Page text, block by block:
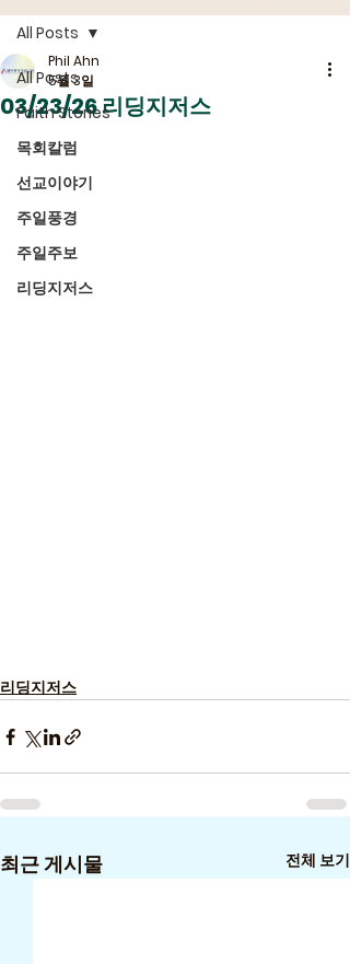
All Posts
Faith Stories
목회칼럼
선교이야기
주일풍경
주일주보
리딩지저스
All Posts
03/23/26 리딩지저스
Phil Ahn
5월 3일
리딩지저스
최근 게시물 전체 보기